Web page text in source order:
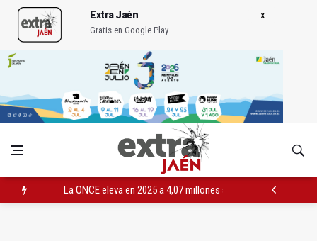
Extra Jaén
Gratis en Google Play
La ONCE eleva en 2025 a 4,07 millones su inversión social en